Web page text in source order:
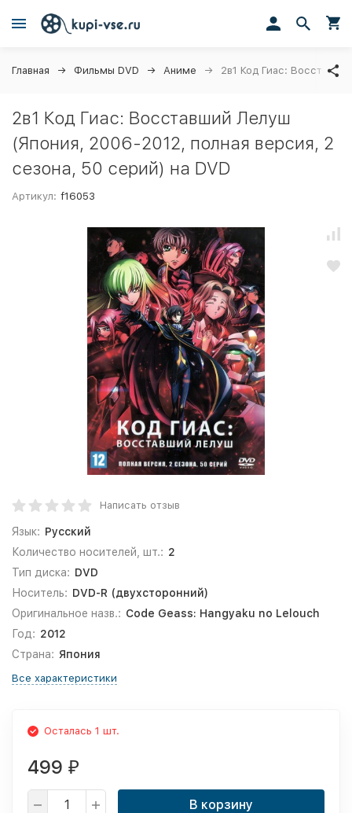
Главная Фильмы DVD Аниме 2в1 Код Гиас:
2в1 Код Гиас: Восставший Лелуш
(Япония, 2006-2012, полная версия, 2
сезона, 50 серий) на DVD
Артикул: f16053
Написать отзыв
Язык: Русский
Количество носителей, шт.: 2
Тип диска: DVD
Носитель: DVD-R (двухсторонний)
Оригинальное назв.: Code Geass: Hangyaku no Lelouch
Год: 2012
Страна: Япония
Все характеристики
Осталась 1 шт.
499 ₽
В корзину